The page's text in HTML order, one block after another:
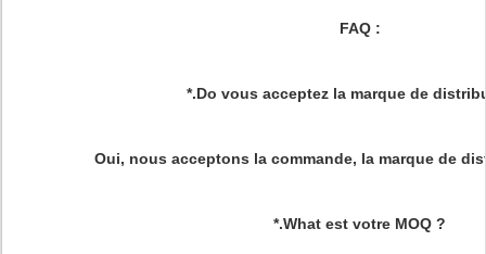
FAQ :
*.Do vous acceptez la marque de
Oui, nous acceptons la commande, la marque de
*.What est votre MOQ ?